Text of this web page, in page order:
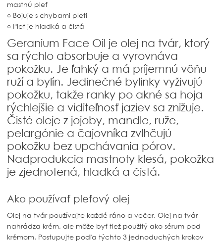
mastnú pleť
○ Bojuje s chybami pleti
○ Pleť je hladká a čistá
Geranium Face Oil je olej na tvár, ktorý
sa rýchlo absorbuje a vyrovnáva
pokožku. Je ľahký a má príjemnú vôňu
ruží a bylín. Jedinečné bylinky vyživujú
pokožku, takže ranky po akné sa hoja
rýchlejšie a viditeľnosť jaziev sa znižuje.
Čisté oleje z jojoby, mandle, ruže,
pelargónie a čajovníka zvlhčujú
pokožku bez upchávania pórov.
Nadprodukcia mastnoty klesá, pokožka
je zjednotená, hladká a čistá.
Ako používať pleťový olej
Olej na tvár používajte každé ráno a večer. Olej na tvár
nahrádza krém, ale môže byť tiež použitý ako sérum pod
krémom. Postupujte podľa týchto 3 jednoduchých krokov